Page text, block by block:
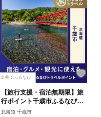
出典：ふるなび
【旅行支援・宿泊無期限】旅
行ポイント千歳市ふるなびト
ラベルポイント
北海道 千歳市